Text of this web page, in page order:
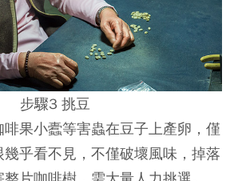
步驟3 挑豆
果小蠹等害蟲在豆子上產卵，僅
乎看不見，不僅破壞風味，掉落